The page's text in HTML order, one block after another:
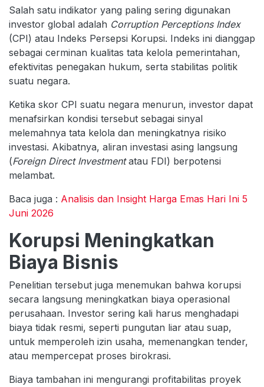
Salah satu indikator yang paling sering digunakan
investor global adalah Corruption Perceptions Index
(CPI) atau Indeks Persepsi Korupsi. Indeks ini dianggap
sebagai cerminan kualitas tata kelola pemerintahan,
efektivitas penegakan hukum, serta stabilitas politik
suatu negara.
Ketika skor CPI suatu negara menurun, investor dapat
menafsirkan kondisi tersebut sebagai sinyal
melemahnya tata kelola dan meningkatnya risiko
investasi. Akibatnya, aliran investasi asing langsung
(Foreign Direct Investmentatau FDI) berpotensi
melambat.
Baca juga : Analisis dan Insight Harga Emas Hari Ini 5
Juni 2026
Korupsi Meningkatkan
Biaya Bisnis
Penelitian tersebut juga menemukan bahwa korupsi
secara langsung meningkatkan biaya operasional
perusahaan. Investor sering kali harus menghadapi
biaya tidak resmi, seperti pungutan liar atau suap,
untuk memperoleh izin usaha, memenangkan tender,
atau mempercepat proses birokrasi.
Biaya tambahan ini mengurangi profitabilitas proyek